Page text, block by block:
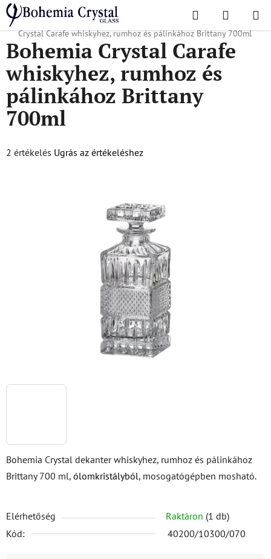
Ugrás
fő
tartalomhoz
Keresés KOSÁR
Kezdőlap
/ Karaffák Karaffák whiskyhez, rumhoz és pálinkához /
Bohemia
Crystal Carafe whiskyhez, rumhoz és pálinkához Brittany 700ml
Bohemia Crystal dekanter whiskyhez, rumhoz és pálinkához
Brittany 700 ml, ólomkristályból, mosogatógépben mosható.
Elérhetőség Raktáron (1 db)
Kód:
40200/10300/070
Bohemia Crystal Carafe
whiskyhez, rumhoz és
pálinkához Brittany
700ml
A
2 értékelés Ugrás az értékeléshez